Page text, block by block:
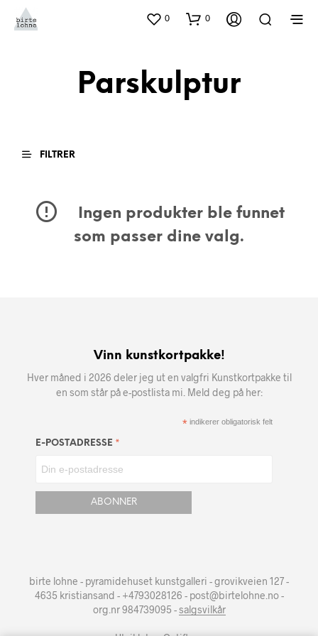
0 0
Parskulptur
FILTRER
Ingen produkter ble funnet
som passer dine valg.
Vinn kunstkortpakke!
Hver måned i 2026 deler jeg ut en valgfri Kunstkortpakke til
en som står på e-postlista mi. Meld deg på her:
* indikerer obligatorisk felt
E-POSTADRESSE *
birte lohne - pyramidehuset kunstgalleri - grovikveien 127 -
4635 kristiansand - +4793028126 - post@birtelohne.no -
org.nr 984739095 -salgsvilkår